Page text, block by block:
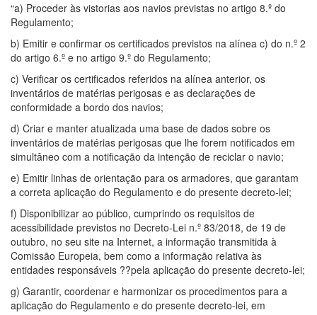
“a) Proceder às vistorias aos navios previstas no artigo 8.º do
Regulamento;
b) Emitir e confirmar os certificados previstos na alínea c) do n.º 2
do artigo 6.º e no artigo 9.º do Regulamento;
c) Verificar os certificados referidos na alínea anterior, os
inventários de matérias perigosas e as declarações de
conformidade a bordo dos navios;
d) Criar e manter atualizada uma base de dados sobre os
inventários de matérias perigosas que lhe forem notificados em
simultâneo com a notificação da intenção de reciclar o navio;
e) Emitir linhas de orientação para os armadores, que garantam
a correta aplicação do Regulamento e do presente decreto-lei;
f) Disponibilizar ao público, cumprindo os requisitos de
acessibilidade previstos no Decreto-Lei n.º 83/2018, de 19 de
outubro, no seu site na Internet, a informação transmitida à
Comissão Europeia, bem como a informação relativa às
entidades responsáveis ??pela aplicação do presente decreto-lei;
g) Garantir, coordenar e harmonizar os procedimentos para a
aplicação do Regulamento e do presente decreto-lei, em